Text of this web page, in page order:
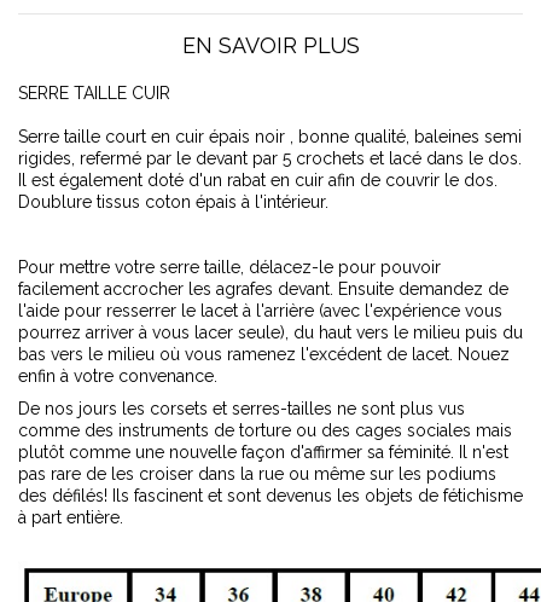
EN SAVOIR PLUS
SERRE TAILLE CUIR
Serre taille court en cuir épais noir , bonne qualité, baleines semi
rigides, refermé par le devant par 5 crochets et lacé dans le dos.
Il est également doté d'un rabat en cuir afin de couvrir le dos.
Doublure tissus coton épais à l'intérieur.
Pour mettre votre serre taille, délacez-le pour pouvoir
facilement accrocher les agrafes devant. Ensuite demandez de
l'aide pour resserrer le lacet à l'arrière (avec l'expérience vous
pourrez arriver à vous lacer seule), du haut vers le milieu puis du
bas vers le milieu où vous ramenez l'excédent de lacet. Nouez
enfin à votre convenance.
De nos jours les corsets et serres-tailles ne sont plus vus
comme des instruments de torture ou des cages sociales mais
plutôt comme une nouvelle façon d'affirmer sa féminité. Il n'est
pas rare de les croiser dans la rue ou même sur les podiums
des défilés! Ils fascinent et sont devenus les objets de fétichisme
à part entière.